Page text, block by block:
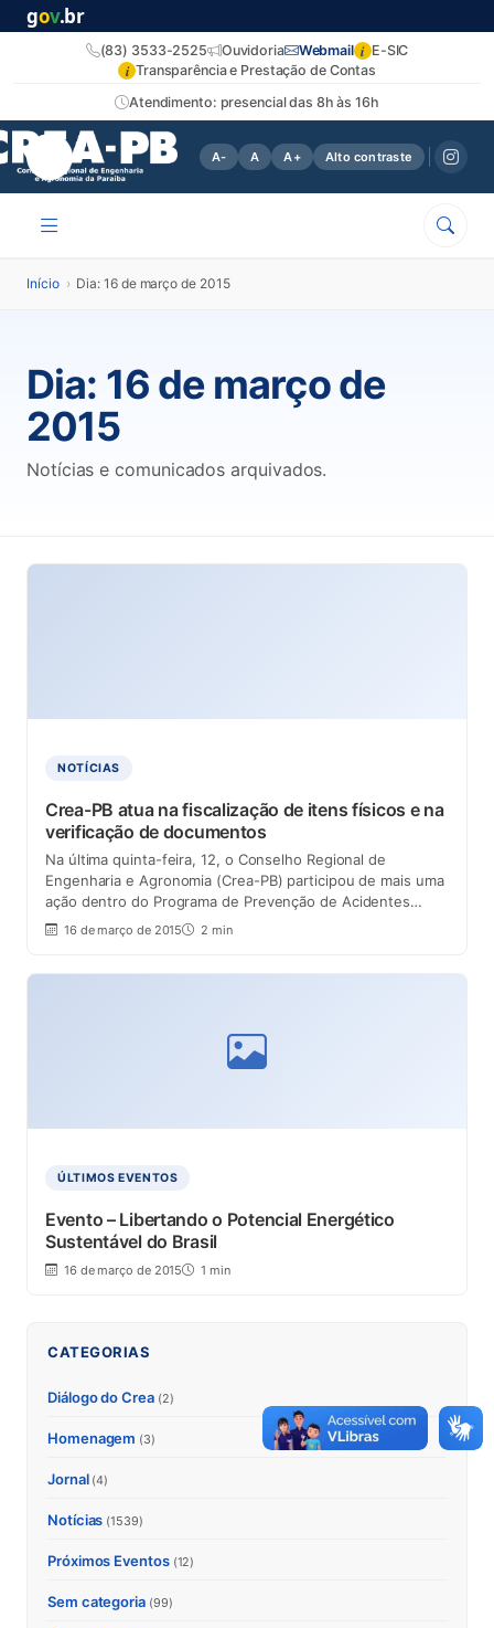
gov.br
Atendimento: presencial das 8h às 16h
(83) 3533-2525 Ouvidoria Webmail i E-SIC
i Transparência e Prestação de Contas
A- A A+ Alto contraste
Início › Dia: 16 de março de 2015
Dia: 16 de março de
2015
Notícias e comunicados arquivados.
NOTÍCIAS
Crea-PB atua na fiscalização de itens físicos e na
verificação de documentos
Na última quinta-feira, 12, o Conselho Regional de
Engenharia e Agronomia (Crea-PB) participou de mais uma
ação dentro do Programa de Prevenção de Acidentes…
16 de março de 2015 2 min
ÚLTIMOS EVENTOS
Evento – Libertando o Potencial Energético
Sustentável do Brasil
16 de março de 2015 1 min
CATEGORIAS
Diálogo do Crea (2)
Homenagem (3)
Jornal (4)
Notícias (1539)
Próximos Eventos (12)
Sem categoria (99)